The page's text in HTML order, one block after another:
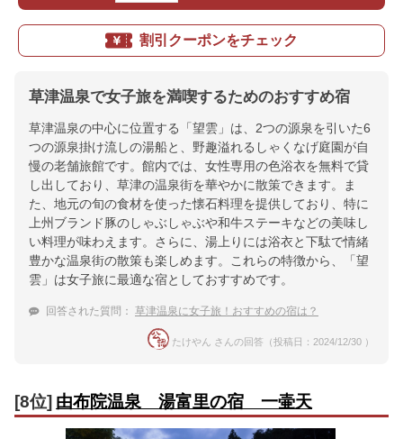
割引クーポンをチェック
草津温泉で女子旅を満喫するためのおすすめ宿
草津温泉の中心に位置する「望雲」は、2つの源泉を引いた6
つの源泉掛け流しの湯船と、野趣溢れるしゃくなげ庭園が自
慢の老舗旅館です。館内では、女性専用の色浴衣を無料で貸
し出しており、草津の温泉街を華やかに散策できます。ま
た、地元の旬の食材を使った懐石料理を提供しており、特に
上州ブランド豚のしゃぶしゃぶや和牛ステーキなどの美味し
い料理が味わえます。さらに、湯上りには浴衣と下駄で情緒
豊かな温泉街の散策も楽しめます。これらの特徴から、「望
雲」は女子旅に最適な宿としておすすめです。
回答された質問： 草津温泉に女子旅！おすすめの宿は？
たけやん さんの回答（投稿日：2024/12/30 ）
[8位] 由布院温泉 湯富里の宿 一壷天